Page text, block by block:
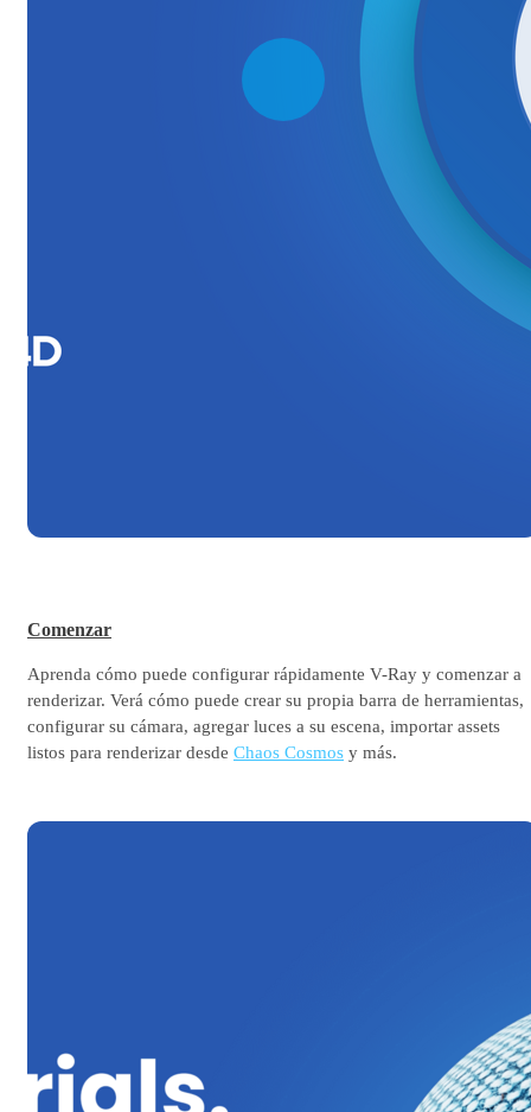
Comenzar
Aprenda cómo puede configurar rápidamente V-Ray y comenzar a
renderizar. Verá cómo puede crear su propia barra de herramientas,
configurar su cámara, agregar luces a su escena, importar assets
listos para renderizar desde Chaos Cosmos y más.